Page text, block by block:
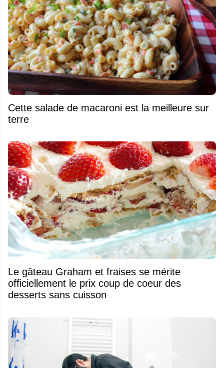
Cette salade de macaroni est la meilleure sur
terre
Le gâteau Graham et fraises se mérite
officiellement le prix coup de coeur des
desserts sans cuisson